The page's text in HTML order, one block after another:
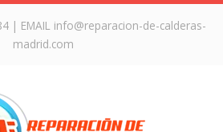
| EMAIL info@reparacion-de-calderas-
madrid.com